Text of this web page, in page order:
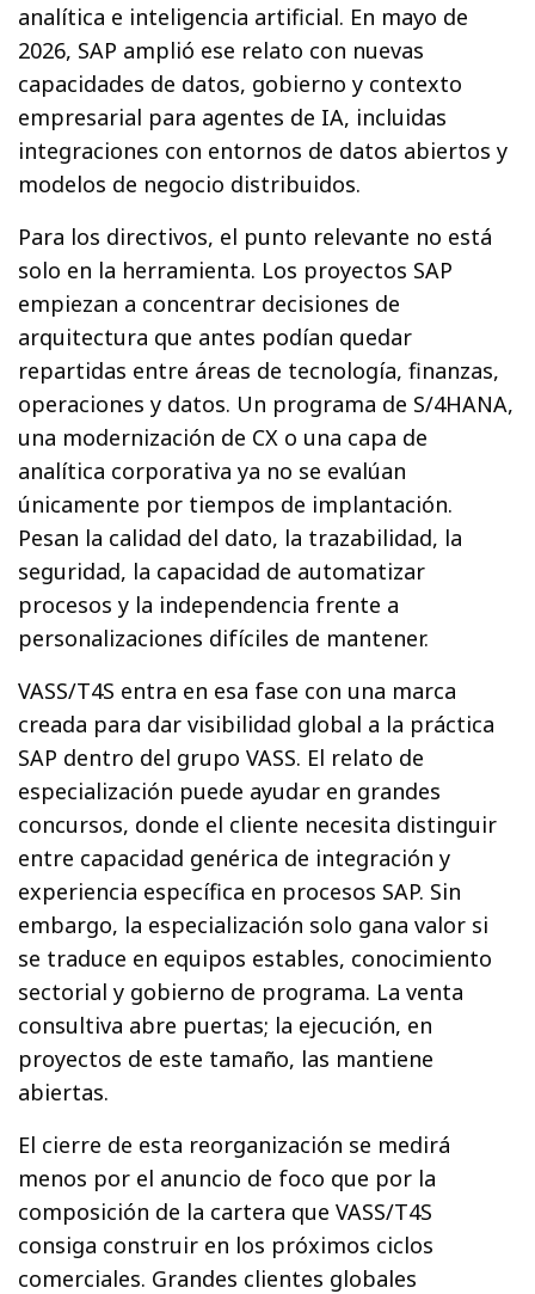
analítica e inteligencia artificial. En mayo de
2026, SAP amplió ese relato con nuevas
capacidades de datos, gobierno y contexto
empresarial para agentes de IA, incluidas
integraciones con entornos de datos abiertos y
modelos de negocio distribuidos.
Para los directivos, el punto relevante no está
solo en la herramienta. Los proyectos SAP
empiezan a concentrar decisiones de
arquitectura que antes podían quedar
repartidas entre áreas de tecnología, finanzas,
operaciones y datos. Un programa de S/4HANA,
una modernización de CX o una capa de
analítica corporativa ya no se evalúan
únicamente por tiempos de implantación.
Pesan la calidad del dato, la trazabilidad, la
seguridad, la capacidad de automatizar
procesos y la independencia frente a
personalizaciones difíciles de mantener.
VASS/T4S entra en esa fase con una marca
creada para dar visibilidad global a la práctica
SAP dentro del grupo VASS. El relato de
especialización puede ayudar en grandes
concursos, donde el cliente necesita distinguir
entre capacidad genérica de integración y
experiencia específica en procesos SAP. Sin
embargo, la especialización solo gana valor si
se traduce en equipos estables, conocimiento
sectorial y gobierno de programa. La venta
consultiva abre puertas; la ejecución, en
proyectos de este tamaño, las mantiene
abiertas.
El cierre de esta reorganización se medirá
menos por el anuncio de foco que por la
composición de la cartera que VASS/T4S
consiga construir en los próximos ciclos
comerciales. Grandes clientes globales